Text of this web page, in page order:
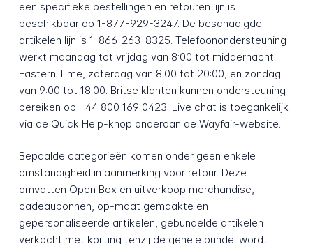
een specifieke bestellingen en retouren lijn is
beschikbaar op 1-877-929-3247. De beschadigde
artikelen lijn is 1-866-263-8325. Telefoonondersteuning
werkt maandag tot vrijdag van 8:00 tot middernacht
Eastern Time, zaterdag van 8:00 tot 20:00, en zondag
van 9:00 tot 18:00. Britse klanten kunnen ondersteuning
bereiken op +44 800 169 0423. Live chat is toegankelijk
via de Quick Help-knop onderaan de Wayfair-website.
Bepaalde categorieën komen onder geen enkele
omstandigheid in aanmerking voor retour. Deze
omvatten Open Box en uitverkoop merchandise,
cadeaubonnen, op-maat gemaakte en
gepersonaliseerde artikelen, gebundelde artikelen
verkocht met korting tenzij de gehele bundel wordt